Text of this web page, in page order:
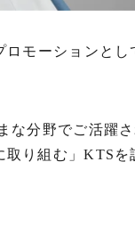
モーションとし
な分野でご活躍
り組む」KTSを